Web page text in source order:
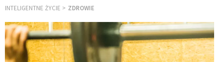
INTELIGENTNE ŻYCIE ZDROWIE